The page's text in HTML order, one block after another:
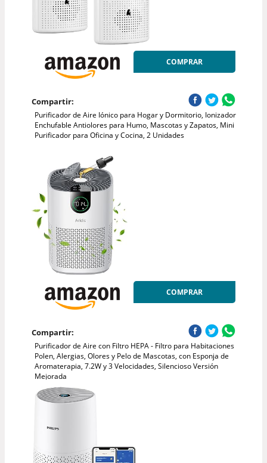
COMPRAR
Compartir:
Purificador de Aire Iónico para Hogar y Dormitorio, Ionizador
Enchufable Antiolores para Humo, Mascotas y Zapatos, Mini
Purificador para Oficina y Cocina, 2 Unidades
COMPRAR
Compartir:
Purificador de Aire con Filtro HEPA - Filtro para Habitaciones
Polen, Alergias, Olores y Pelo de Mascotas, con Esponja de
Aromaterapia, 7.2W y 3 Velocidades, Silencioso Versión
Mejorada